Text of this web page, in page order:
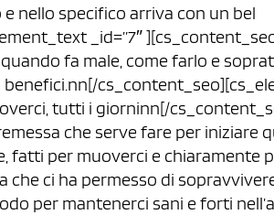
nello specifico arriva con un bel
_id=”7″
fa male, come farlo e
tutti i giorninn[/
che serve fare per iniziare
fatti per muoverci e chiaramente
ci ha permesso di
per mantenerci sani e forti